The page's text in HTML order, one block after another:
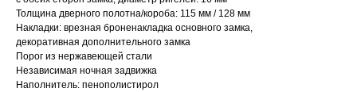
Толщина дверного полотна/короба: 115 мм / 128 мм
Накладки: врезная броненакладка основного замка,
декоративная дополнительного замка
Порог из нержавеющей стали
Независимая ночная задвижка
Наполнитель: пенополистирол